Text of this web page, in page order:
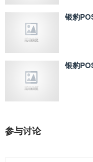
银豹
银豹
参与讨论